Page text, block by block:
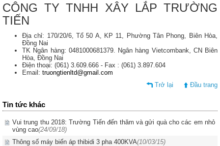
CÔNG TY TNHH XÂY LẮP TRƯỜNG
TIẾN
Địa chỉ: 170/20/6, Tổ 50 A, KP 11, Phường Tân Phong, Biên Hòa,
Đồng Nai
TK Ngân hàng: 0481000681379. Ngân hàng Vietcombank, CN Biên
Hòa, Đồng Nai
Điện thoại: (061) 3.609.666 - Fax : (061) 3.897.604
Email: truongtienltd@gmail.com
Trở lại
Đầu trang
Tin tức khác
Vui trung thu 2018: Trường Tiến đến thăm và gửi quà cho các em nhỏ
vùng cao(24/09/18)
Thông số máy biến áp thibidi 3 pha 400KVA(10/03/15)